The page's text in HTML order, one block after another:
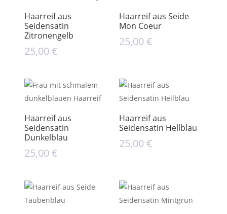
Haarreif aus
Seidensatin
Zitronengelb
25,00€
Haarreif aus Seide
Mon Coeur
25,00€
Haarreif aus
Seidensatin
Dunkelblau
25,00€
Haarreif aus
Seidensatin Hellblau
25,00€